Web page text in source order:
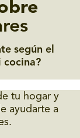
según el
cocina?
tu hogar y
ayudarte a